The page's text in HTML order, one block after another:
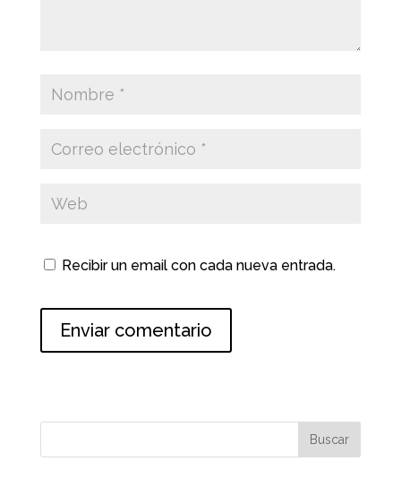
Recibir un email con cada nueva entrada.